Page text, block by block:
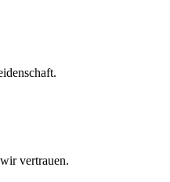
vertrauen.